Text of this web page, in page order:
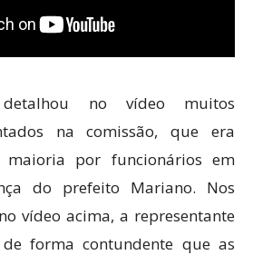
no vídeo muitos
na comissão, que era
por funcionários em
do prefeito Mariano. Nos
vídeo acima, a representante
forma contundente que as